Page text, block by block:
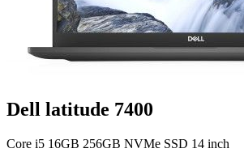
Dell latitude 7400
Core i5 16GB 256GB NVMe SSD 14 inch